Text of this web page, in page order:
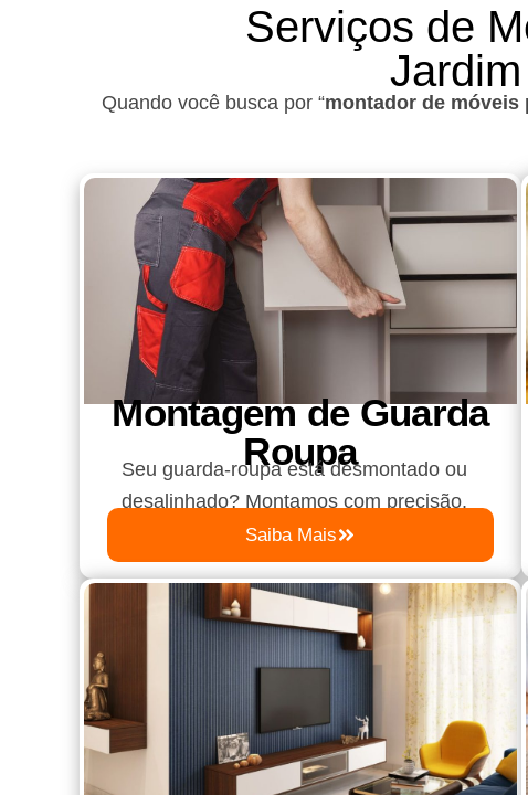
Serviços de
Quando você busca por “montador de móveis
Montagem de Guarda
Roupa​
Seu guarda-roupa está desmontado ou
desalinhado? Montamos com precisão.
Saiba Mais